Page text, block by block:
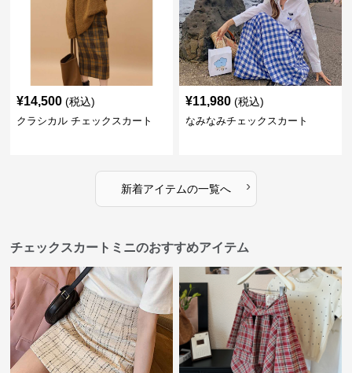
¥14,500 (税込)
クラシカル チェックスカート
¥11,980 (税込)
なみなみチェックスカート
新着アイテムの一覧へ ›
チェックスカートミニのおすすめアイテム